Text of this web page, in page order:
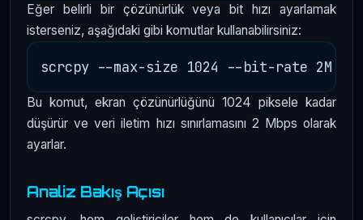
Eğer belirli bir çözünürlük veya bit hızı ayarlamak
isterseniz, aşağıdaki gibi komutlar kullanabilirsiniz:
Bu komut, ekran çözünürlüğünü 1024 piksele kadar
düşürür ve veri iletim hızı sınırlamasını 2 Mbps olarak
ayarlar.
Analiz Bakış Açısı